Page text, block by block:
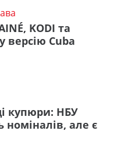
KODI та
версію Cuba
купюри: НБУ
номіналів, але є